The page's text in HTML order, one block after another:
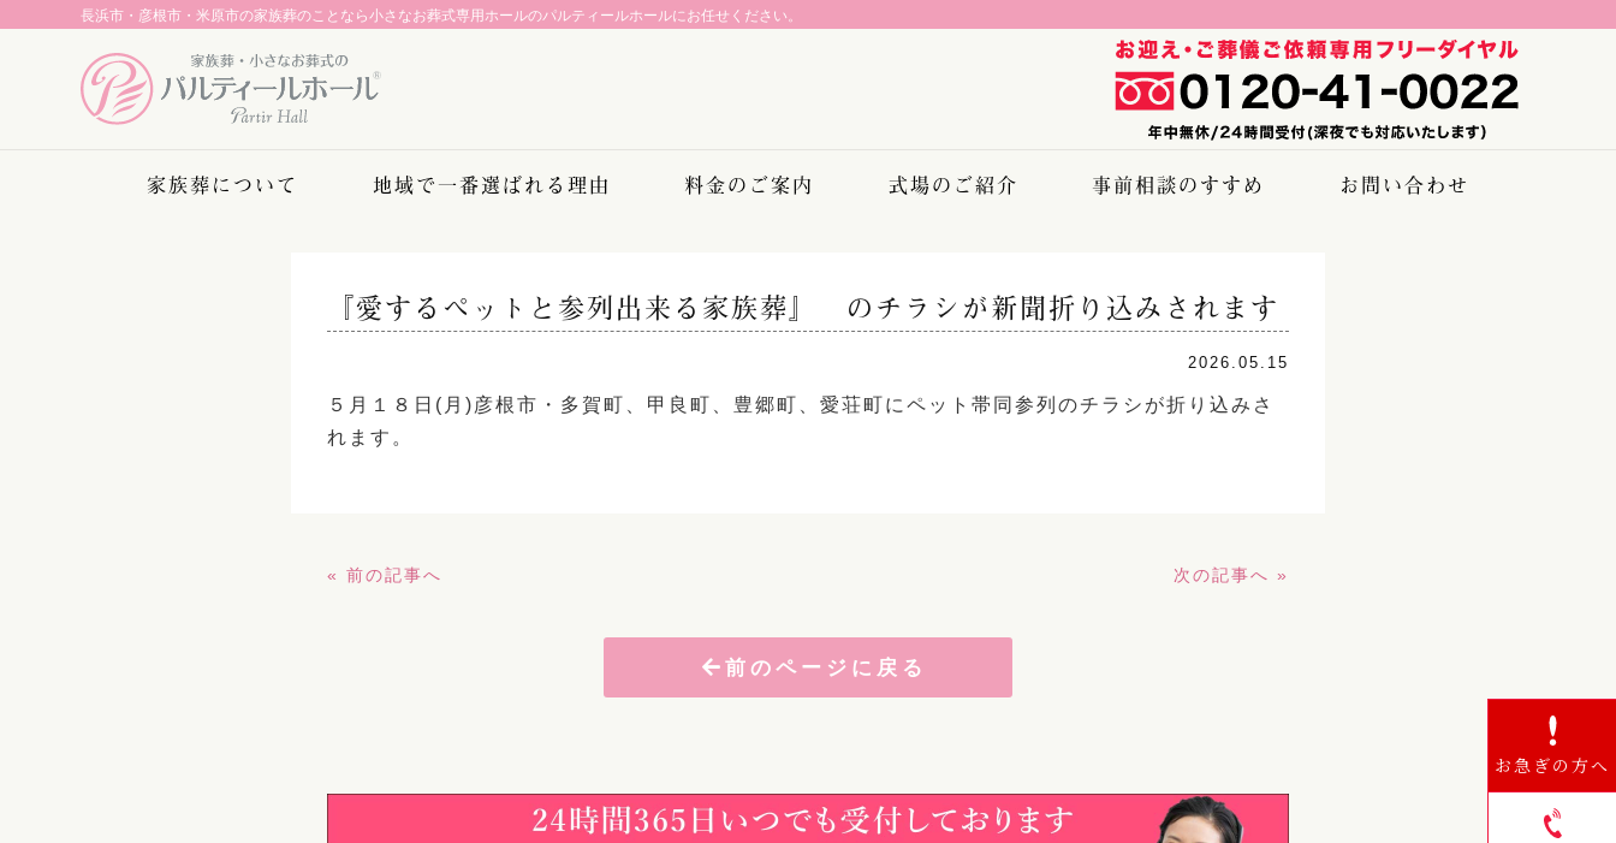
長浜市・彦根市・米原市の家族葬のことなら小さなお葬式専用ホールのパルティールホールにお任せください。
家族葬について 地域で一番選ばれる理由 料金のご案内 式場のご紹介 事前相談のすすめ お問い合わせ
『愛するペットと参列出来る家族葬』 のチラシが新聞折り込みされます
2026.05.15
５月１８日(月)彦根市・多賀町、甲良町、豊郷町、愛荘町にペット帯同参列のチラシが折り込みさ
れます。
« 前の記事へ 次の記事へ »
前のページに戻る
お急ぎの方へ